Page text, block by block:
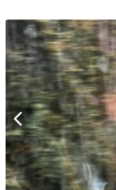
Previous